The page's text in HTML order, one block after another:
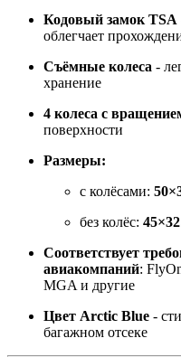
Кодовый замок TSA
облегчает
Съёмные колеса -
хранение
4 колеса с
поверхности
Размеры:
с колёсами:
без колёс:
Соответствует
авиакомпаний:
MGA и другие
Цвет Arctic Blue -
багажном отсеке